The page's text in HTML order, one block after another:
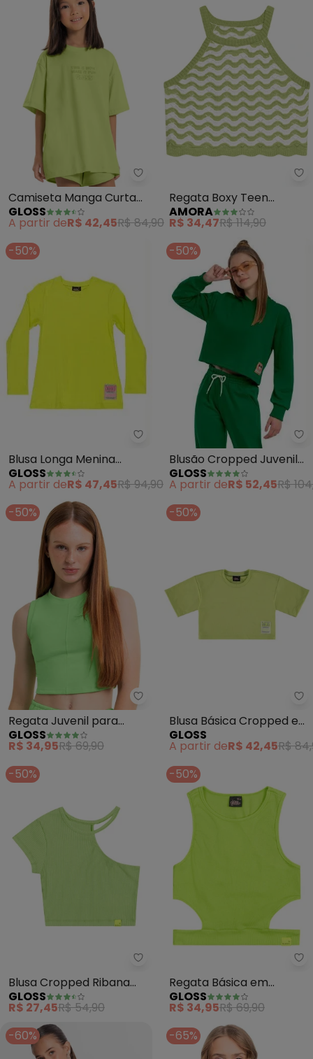
Gloss - Camiseta Manga
Camiseta Manga Curta
Básica Infantil (Verde)
GLOSS
A partir deR$ 42,45R$ 84,90
Regata Boxy Teen
Menina (Verde)
AMORA
R$ 34,47R$ 114,90
-50%
Gloss - Blusa Longa Menina
Blusa Longa Menina
Juvenil (Verde)
GLOSS
A partir deR$ 47,45R$ 94,90
-50%
Blusão Cropped Juvenil
Menina (Verde)
GLOSS
A partir deR$ 52,45R$
-50%
Gloss - Regata Juvenil para
Regata Juvenil para
Menina (Verde)
GLOSS
R$ 34,95R$ 69,90
-50%
Blusa Básica Cropped em
Moletom (Verde)
GLOSS
A partir deR$ 42,45R$
-50%
Gloss - Blusa Cropped Ribana
Blusa Cropped Ribana
Canelada Juvenil (Verde)
GLOSS
R$ 27,45R$ 54,90
-50%
Regata Básica em
Ribaninha Juvenil (Verde)
GLOSS
R$ 34,95R$ 69,90
-60%
-65%